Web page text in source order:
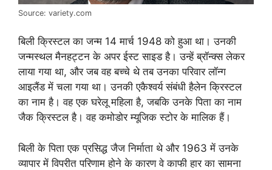
Source: variety.com
बिली क्रिस्टल का जन्म 14 मार्च 1948 को हुआ था। उनकी
जन्मस्थल मैनहट्टन के अपर ईस्ट साइड है। उन्हें ब्रॉन्क्स लेकर
लाया गया था, और जब वह बच्चे थे तब उनका परिवार लॉन्ग
आइलैंड में चला गया था। उनकी एकैश्वर्य संबंधी हैलेन क्रिस्टल
का नाम है। वह एक घरेलू महिला है, जबकि उनके पिता का नाम
जैक क्रिस्टल है। वह कमोडोर म्यूजिक स्टोर के मालिक हैं।
बिली के पिता एक प्रसिद्ध जैज निर्माता थे और 1963 में उनके
व्यापार में विपरीत परिणाम होने के कारण वे काफी हार का सामना